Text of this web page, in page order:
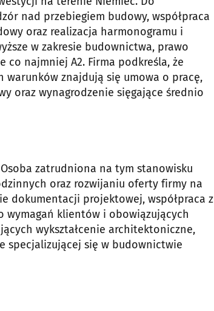
nad przebiegiem budowy, współpraca
oraz realizacja harmonogramu i
w zakresie budownictwa, prawo
najmniej A2. Firma podkreśla, że
warunków znajdują się umowa o pracę,
oraz wynagrodzenie sięgające średnio
zatrudniona na tym stanowisku
oraz rozwijaniu oferty firmy na
dokumentacji projektowej, współpraca z
wymagań klientów i obowiązujących
wykształcenie architektoniczne,
specjalizującej się w budownictwie